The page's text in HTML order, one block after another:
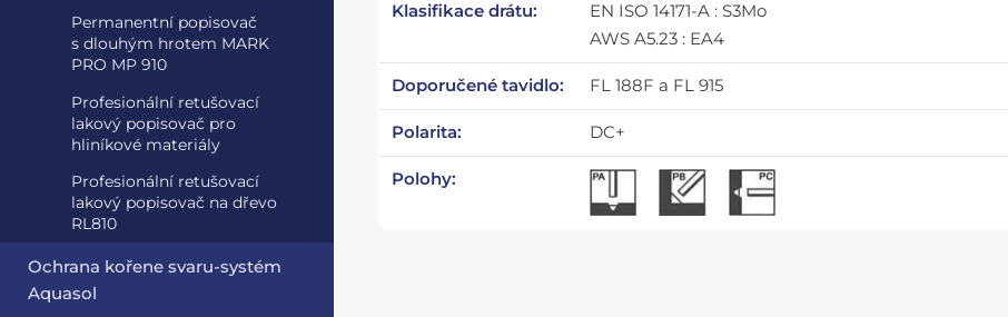
Permanentní popisovač
s dlouhým hrotem MARK
PRO MP 910
Profesionální retušovací
lakový popisovač pro
hliníkové materiály
Profesionální retušovací
lakový popisovač na dřevo
RL810
Ochrana kořene svaru-systém
Aquasol
Klasifikace drátu:
EN ISO 14171-A : S3Mo
AWS A5.23 : EA4
Doporučené tavidlo: FL 188F a FL 915
Polarita: DC+
Polohy: